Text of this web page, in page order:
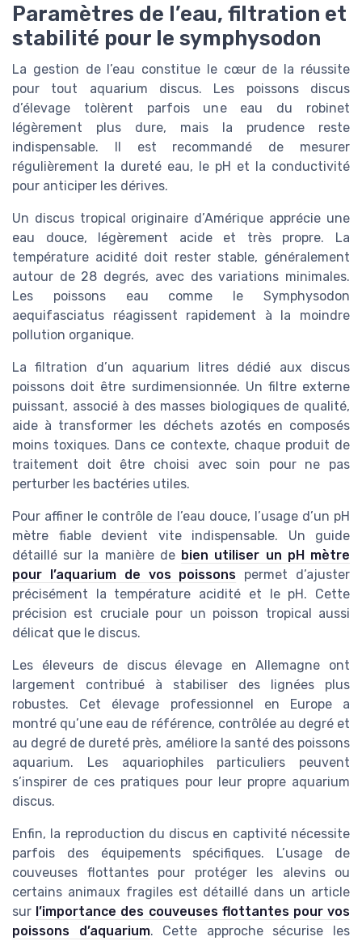
Paramètres de l’eau, filtration et
stabilité pour le symphysodon
La gestion de l’eau constitue le cœur de la réussite
pour tout aquarium discus. Les poissons discus
d’élevage tolèrent parfois une eau du robinet
légèrement plus dure, mais la prudence reste
indispensable. Il est recommandé de mesurer
régulièrement la dureté eau, le pH et la conductivité
pour anticiper les dérives.
Un discus tropical originaire d’Amérique apprécie une
eau douce, légèrement acide et très propre. La
température acidité doit rester stable, généralement
autour de 28 degrés, avec des variations minimales.
Les poissons eau comme le Symphysodon
aequifasciatus réagissent rapidement à la moindre
pollution organique.
La filtration d’un aquarium litres dédié aux discus
poissons doit être surdimensionnée. Un filtre externe
puissant, associé à des masses biologiques de qualité,
aide à transformer les déchets azotés en composés
moins toxiques. Dans ce contexte, chaque produit de
traitement doit être choisi avec soin pour ne pas
perturber les bactéries utiles.
Pour affiner le contrôle de l’eau douce, l’usage d’un pH
mètre fiable devient vite indispensable. Un guide
détaillé sur la manière de bien utiliser un pH mètre
pour l’aquarium de vos poissons permet d’ajuster
précisément la température acidité et le pH. Cette
précision est cruciale pour un poisson tropical aussi
délicat que le discus.
Les éleveurs de discus élevage en Allemagne ont
largement contribué à stabiliser des lignées plus
robustes. Cet élevage professionnel en Europe a
montré qu’une eau de référence, contrôlée au degré et
au degré de dureté près, améliore la santé des poissons
aquarium. Les aquariophiles particuliers peuvent
s’inspirer de ces pratiques pour leur propre aquarium
discus.
Enfin, la reproduction du discus en captivité nécessite
parfois des équipements spécifiques. L’usage de
couveuses flottantes pour protéger les alevins ou
certains animaux fragiles est détaillé dans un article
sur l’importance des couveuses flottantes pour vos
poissons d’aquarium. Cette approche sécurise les